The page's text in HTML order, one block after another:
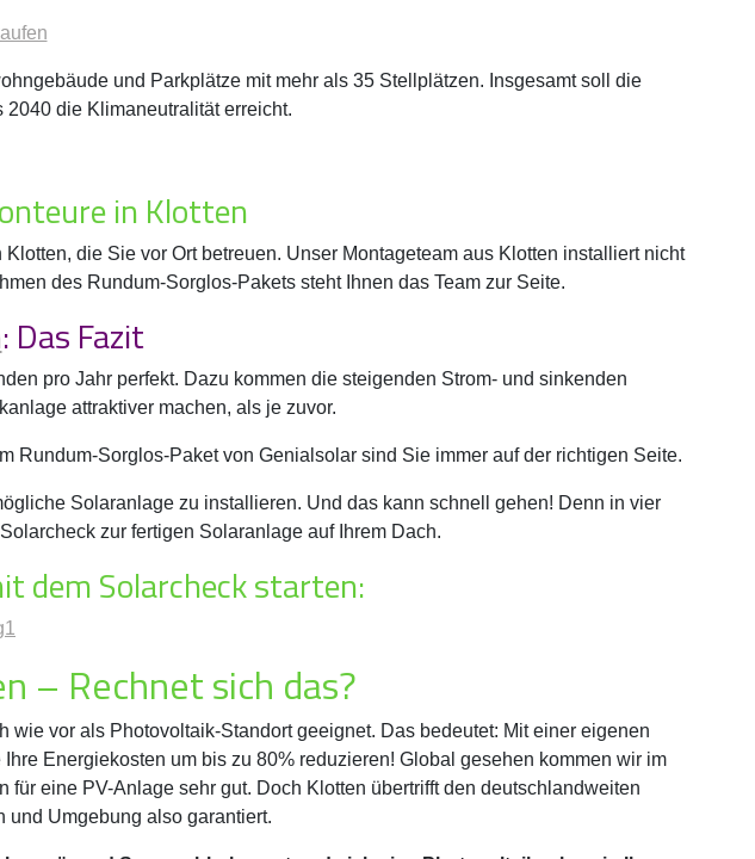
und Parkplätze mit mehr als 35 Stellplätzen. Insgesamt soll die
die Klimaneutralität erreicht.
in Klotten
die Sie vor Ort betreuen. Unser Montageteam aus Klotten installiert nicht
des Rundum-Sorglos-Pakets steht Ihnen das Team zur Seite.
: Das Fazit
pro Jahr perfekt. Dazu kommen die steigenden Strom- und sinkenden
attraktiver machen, als je zuvor.
Rundum-Sorglos-Paket von Genialsolar sind Sie immer auf der richtigen Seite.
Solaranlage zu installieren. Und das kann schnell gehen! Denn in vier
zur fertigen Solaranlage auf Ihrem Dach.
dem Solarcheck starten:
– Rechnet sich das?
vor als Photovoltaik-Standort geeignet. Das bedeutet: Mit einer eigenen
Energiekosten um bis zu 80% reduzieren! Global gesehen kommen wir im
eine PV-Anlage sehr gut. Doch Klotten übertrifft den deutschlandweiten
und Umgebung also garantiert.